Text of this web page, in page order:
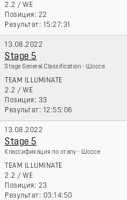
2.2 / WE
22
15:27:31
13.08.2022
Stage 5
Stage General Classification - Шоссе
TEAM ILLUMINATE
2.2 / WE
33
12:55:06
13.08.2022
Stage 5
Классификация по этапу - Шоссе
TEAM ILLUMINATE
2.2 / WE
23
03:14:50